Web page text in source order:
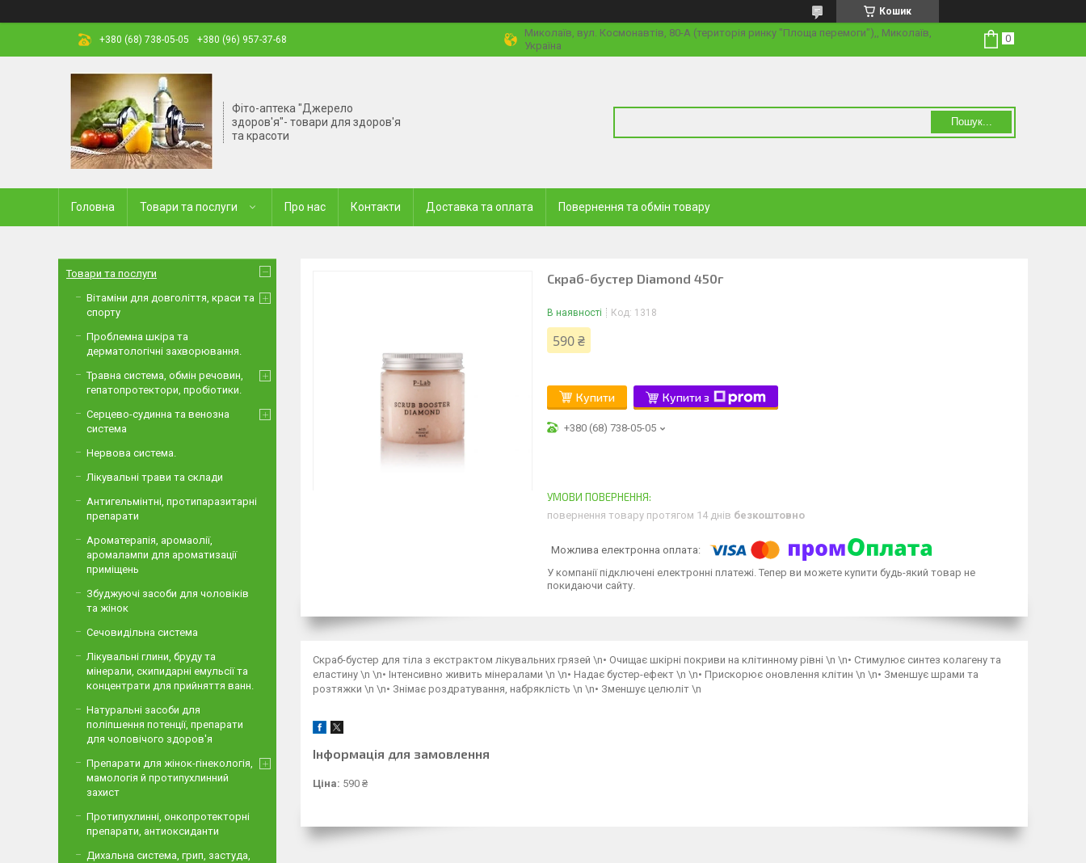
Кошик
+380 (68) 738-05-05 +380 (96) 957-37-68
Миколаїв, вул. Космонавтів, 80-А (територія ринку "Площа перемоги"),, Миколаїв,
Україна
Фіто-аптека "Джерело
здоров'я"- товари для здоров'я
та красоти
Пошук...
Головна Товари та послуги Про нас Контакти Доставка та оплата Повернення та обмін товару
Скраб-бустер Diamond 450г
В наявності Код: 1318
590 ₴
Купити Купити з
+380 (68) 738-05-05
повернення товару протягом 14 днів безкоштовно
У компанії підключені електронні платежі. Тепер ви можете купити будь-який товар не
покидаючи сайту.
Скраб-бустер для тіла з екстрактом лікувальних грязей \n• Очищає шкірні покриви на клітинному рівні \n \n• Стимулює синтез колагену та
еластину \n \n• Інтенсивно живить мінералами \n \n• Надає бустер-ефект \n \n• Прискорює оновлення клітин \n \n• Зменшує шрами та
розтяжки \n \n• Знімає роздратування, набряклість \n \n• Зменшує целюліт \n
Інформація для замовлення
Ціна: 590 ₴
Товари та послуги
Вітаміни для довголіття, краси та
спорту
Проблемна шкіра та
дерматологічні захворювання.
Травна система, обмін речовин,
гепатопротектори, пробіотики.
Серцево-судинна та венозна
система
Нервова система.
Лікувальні трави та склади
Антигельмінтні, протипаразитарні
препарати
Ароматерапія, аромаолії,
аромалампи для ароматизації
приміщень
Збуджуючі засоби для чоловіків
та жінок
Сечовидільна система
Лікувальні глини, бруду та
мінерали, скипидарні емульсії та
концентрати для прийняття ванн.
Натуральні засоби для
поліпшення потенції, препарати
для чоловічого здоров'я
Препарати для жінок-гінекологія,
мамологія й протипухлинний
захист
Протипухлинні, онкопротекторні
препарати, антиоксиданти
Дихальна система, грип, застуда,